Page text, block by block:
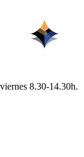
8.30-14.30h.